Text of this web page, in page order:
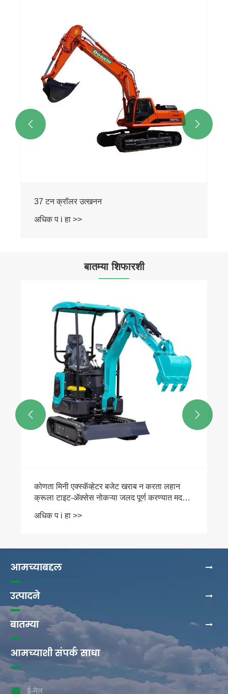
40 टन क्रॉलर उत्खनन
अधिक प i हा >>
 
बातम्या शिफारशी
ट्रॅक्टरची निवड
अधिक प i हा >>
 
आमच्याबद्दल
उत्पादने
बातम्या
आमच्याशी संपर्क साधा
 ई-मेल